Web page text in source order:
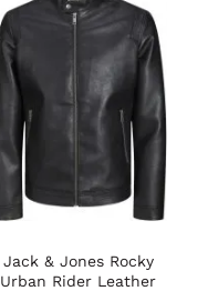
Jack & Jones Rocky
Urban Rider Leather